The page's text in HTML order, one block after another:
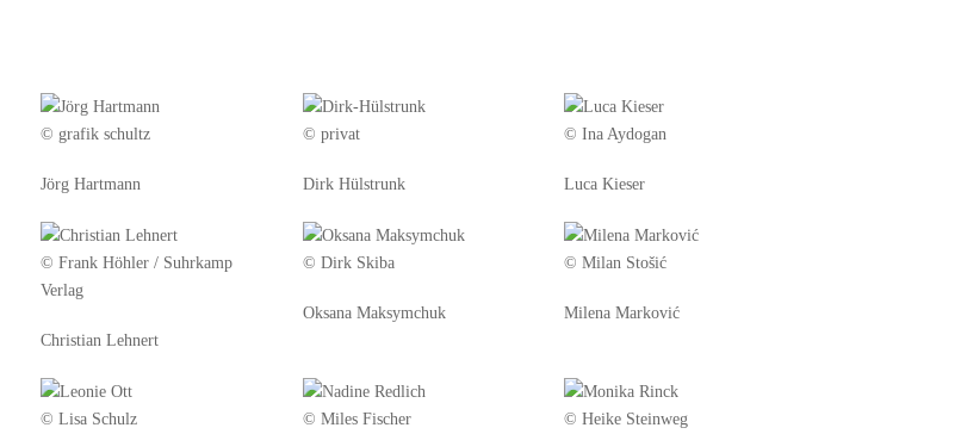
© grafik schultz
Jörg Hartmann
© privat
Dirk Hülstrunk
© Ina Aydogan
Luca Kieser
© Frank Höhler / Suhrkamp
Verlag
Christian Lehnert
© Dirk Skiba
Oksana Maksymchuk
© Milan Stošić
Milena Marković
© Lisa Schulz © Miles Fischer © Heike Steinweg